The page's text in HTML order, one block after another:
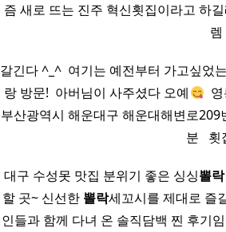
즘 새로 뜨는 진주 혁신횟집이라고 하
갈긴다 ^_^ ​ 여기는 예전부터 가고싶었
랑 방문! ​ 아버님이 사주셨다 오예
부산광역시 해운대구 해운대해변로209
분
대구 수성못 맛집 분위기 좋은 싱싱뽈락
할 곳~ 신선한 뽈락세꼬시를 제대로 즐
인들과 함께 다녀 온 솔직담백 찐 후기